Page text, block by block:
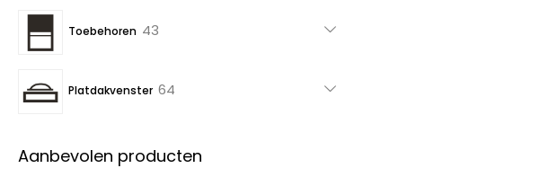
Toebehoren 43
Platdakvenster 64
Aanbevolen producten